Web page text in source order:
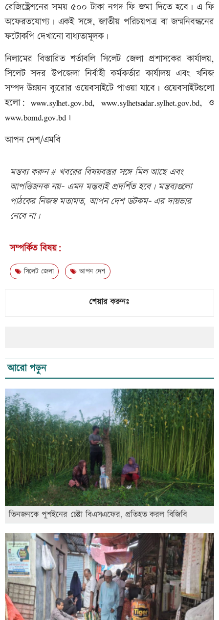
রেজিস্ট্রেশনের সময় ৫০০ টাকা নগদ ফি জমা দিতে হবে। এ ফি
অফেরতযোগ্য। একই সঙ্গে, জাতীয় পরিচয়পত্র বা জন্মনিবন্ধনের
ফটোকপি দেখানো বাধ্যতামূলক।
নিলামের বিস্তারিত শর্তাবলি সিলেট জেলা প্রশাসকের কার্যালয়,
সিলেট সদর উপজেলা নির্বাহী কর্মকর্তার কার্যালয় এবং খনিজ
সম্পদ উন্নয়ন ব্যুরোর ওয়েবসাইটে পাওয়া যাবে। ওয়েবসাইটগুলো
হলো: www.sylhet.gov.bd, www.sylhetsadar.sylhet.gov.bd, ও
www.bomd.gov.bd।
আপন দেশ/এমবি
মন্তব্য করুন # খবরের বিষয়বস্তুর সঙ্গে মিল আছে এবং
আপত্তিজনক নয়- এমন মন্তব্যই প্রদর্শিত হবে। মন্তব্যগুলো
পাঠকের নিজস্ব মতামত, আপন দেশ ডটকম- এর দায়ভার
নেবে না।
সম্পর্কিত বিষয়:
সিলেট জেলা আপন দেশ
শেয়ার করুনঃ
আরো পড়ুন
তিনজনকে পুশইনের চেষ্টা বিএসএফের, প্রতিহত করল বিজিবি